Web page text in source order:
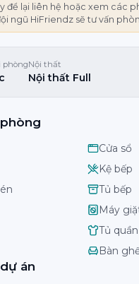
để lại liên hệ hoặc xem các
ngũ HiFriendz sẽ tư vấn
phòngNội thất
Nội thất Full
Cửa sổ
Kệ bếp
Tủ bếp
Máy
Tủ
Bàn
án